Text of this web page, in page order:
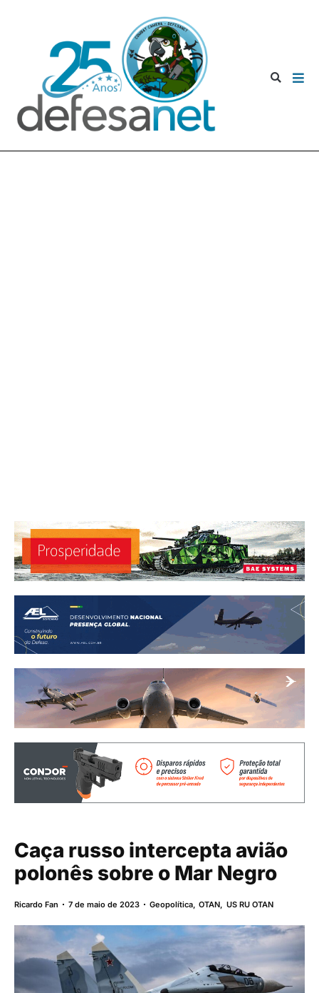
Caça russo intercepta avião
polonês sobre o Mar Negro
Ricardo Fan 7 de maio de 2023 Geopolítica,OTAN, US RU OTAN